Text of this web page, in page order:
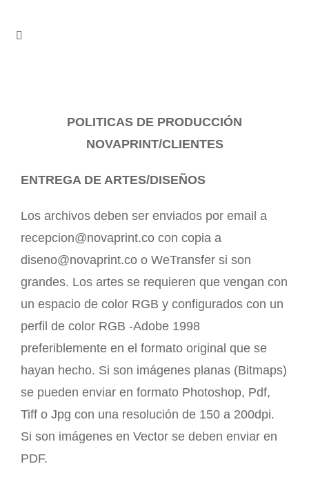
Toggle
POLITICAS DE PRODUCCIÓN
NOVAPRINT/CLIENTES
ENTREGA DE ARTES/DISEÑOS
Los archivos deben ser enviados por email a
recepcion@novaprint.co con copia a
diseno@novaprint.co o WeTransfer si son
grandes. Los artes se requieren que vengan con
un espacio de color RGB y configurados con un
perfil de color RGB -Adobe 1998
preferiblemente en el formato original que se
hayan hecho. Si son imágenes planas (Bitmaps)
se pueden enviar en formato Photoshop, Pdf,
Tiff o Jpg con una resolución de 150 a 200dpi.
Si son imágenes en Vector se deben enviar en
PDF.